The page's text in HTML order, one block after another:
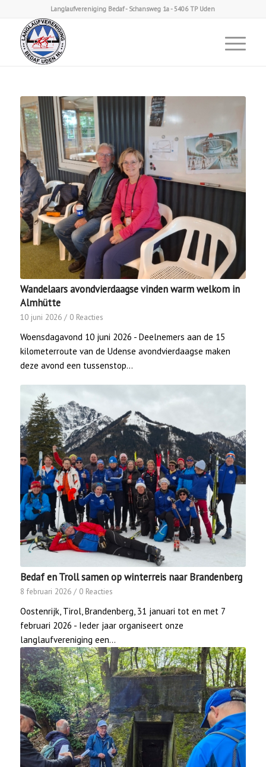
Langlaufvereniging Bedaf - Schansweg 1a - 5406 TP Uden
Wandelaars avondvierdaagse vinden warm welkom in
Almhütte
10 juni 2026 / 0 Reacties
Woensdagavond 10 juni 2026 - Deelnemers aan de 15
kilometerroute van de Udense avondvierdaagse maken
deze avond een tussenstop…
Bedaf en Troll samen op winterreis naar Brandenberg
8 februari 2026 / 0 Reacties
Oostenrijk, Tirol, Brandenberg, 31 januari tot en met 7
februari 2026 - Ieder jaar organiseert onze
langlaufvereniging een…